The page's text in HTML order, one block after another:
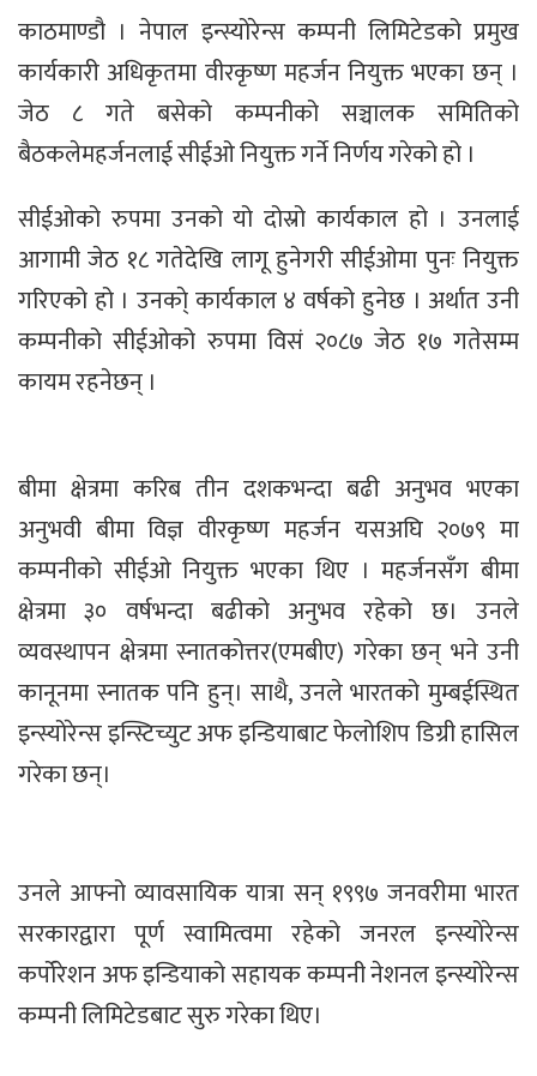
काठमाण्डौ । नेपाल इन्स्योरेन्स कम्पनी लिमिटेडको प्रमुख
कार्यकारी अधिकृतमा वीरकृष्ण महर्जन नियुक्त भएका छन् ।
जेठ ८ गते बसेको कम्पनीको सञ्चालक समितिको
बैठकलेमहर्जनलाई सीईओ नियुक्त गर्ने निर्णय गरेको हो ।
सीईओको रुपमा उनको यो दोस्रो कार्यकाल हो । उनलाई
आगामी जेठ १८ गतेदेखि लागू हुनेगरी सीईओमा पुनः नियुक्त
गरिएको हो । उनका्े कार्यकाल ४ वर्षको हुनेछ । अर्थात उनी
कम्पनीको सीईओको रुपमा विसं २०८७ जेठ १७ गतेसम्म
कायम रहनेछन् ।
बीमा क्षेत्रमा करिब तीन दशकभन्दा बढी अनुभव भएका
अनुभवी बीमा विज्ञ वीरकृष्ण महर्जन यसअघि २०७९ मा
कम्पनीको सीईओ नियुक्त भएका थिए । महर्जनसँग बीमा
क्षेत्रमा ३० वर्षभन्दा बढीको अनुभव रहेको छ। उनले
व्यवस्थापन क्षेत्रमा स्नातकोत्तर(एमबीए) गरेका छन् भने उनी
कानूनमा स्नातक पनि हुन्। साथै, उनले भारतको मुम्बईस्थित
इन्स्योरेन्स इन्स्टिच्युट अफ इन्डियाबाट फेलोशिप डिग्री हासिल
गरेका छन्।
उनले आफ्नो व्यावसायिक यात्रा सन् १९९७ जनवरीमा भारत
सरकारद्वारा पूर्ण स्वामित्वमा रहेको जनरल इन्स्योरेन्स
कर्पोरेशन अफ इन्डियाको सहायक कम्पनी नेशनल इन्स्योरेन्स
कम्पनी लिमिटेडबाट सुरु गरेका थिए।